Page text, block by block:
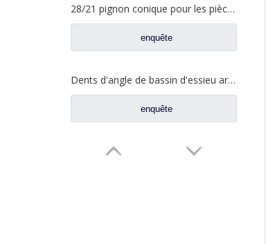
28/21 pignon conique pour les pièces de rechange A3463502939 du nord de camion de Benz Beiben
enquête
Dents d'angle de bassin d'essieu arrière pour pièces de rechange AZ9981320157 de camion de Sinotruk Howo AC16
enquête